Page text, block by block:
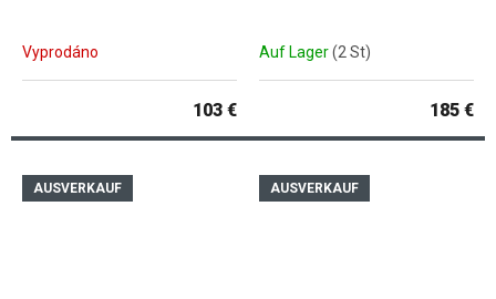
Vyprodáno
103 €
Auf Lager(2 St)
185 €
AUSVERKAUF AUSVERKAUF